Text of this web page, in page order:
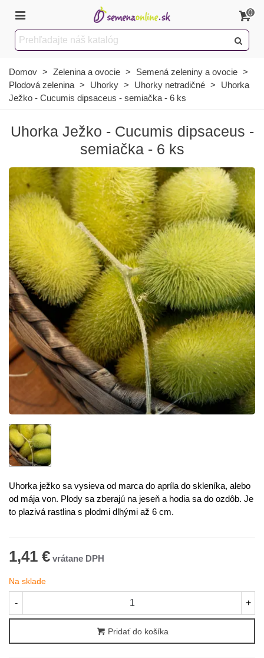
0
Domov > Zelenina a ovocie > Semená zeleniny a ovocie >
Plodová zelenina > Uhorky > Uhorky netradičné >
Uhorka
Ježko - Cucumis dipsaceus - semiačka - 6 ks
Uhorka Ježko - Cucumis dipsaceus -
semiačka - 6 ks
Uhorka ježko sa vysieva od marca do apríla do skleníka, alebo
od mája von. Plody sa zberajú na jeseň a hodia sa do ozdôb. Je
to plazivá rastlina s plodmi dlhými až 6 cm.
1,41 €
Na sklade
- +
Pridať do košíka